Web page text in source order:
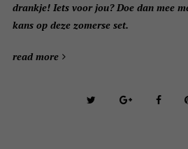
drankje! Iets voor jou? Doe dan mee
kans op deze zomerse set.
read more